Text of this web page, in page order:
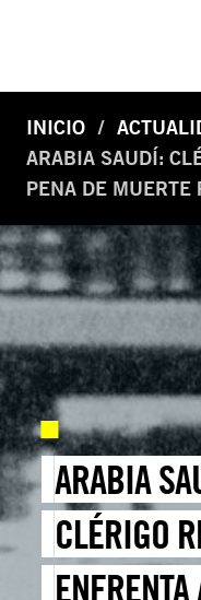
INICIO
ARABIA SAUDÍ:
PENA DE MUERTE
ARABIA
CLÉRIGO